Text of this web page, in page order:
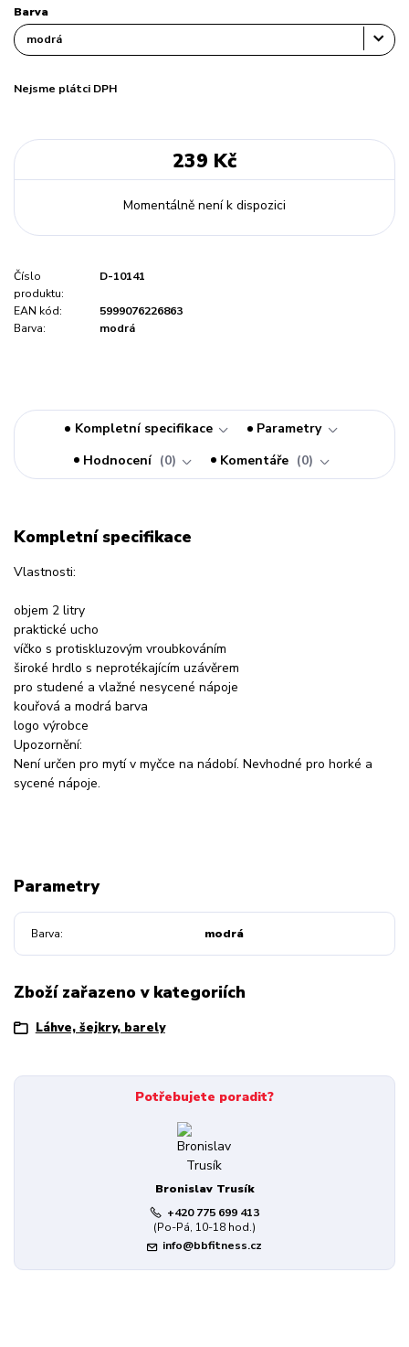
Barva
Nejsme plátci DPH
239 Kč
Momentálně není k dispozici
Číslo
produktu:
D-10141
EAN kód:
5999076226863
Barva:
modrá
Kompletní specifikace
Parametry
Hodnocení
0 Komentáře 0
Kompletní specifikace
Vlastnosti:
objem 2 litry
praktické ucho
víčko s protiskluzovým vroubkováním
široké hrdlo s neprotékajícím uzávěrem
pro studené a vlažné nesycené nápoje
kouřová a modrá barva
logo výrobce
Upozornění:
Není určen pro mytí v myčce na nádobí. Nevhodné pro horké a
sycené nápoje.
Parametry
Barva modrá
Zboží zařazeno v kategoriích
Láhve, šejkry, barely
Potřebujete poradit?
Bronislav Trusík
+420 775 699 413
(Po-Pá, 10-18 hod.)
info@bbfitness.cz